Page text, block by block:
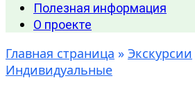
Полезная информация
О проекте
Главная страница » Экскурсии
Индивидуальные